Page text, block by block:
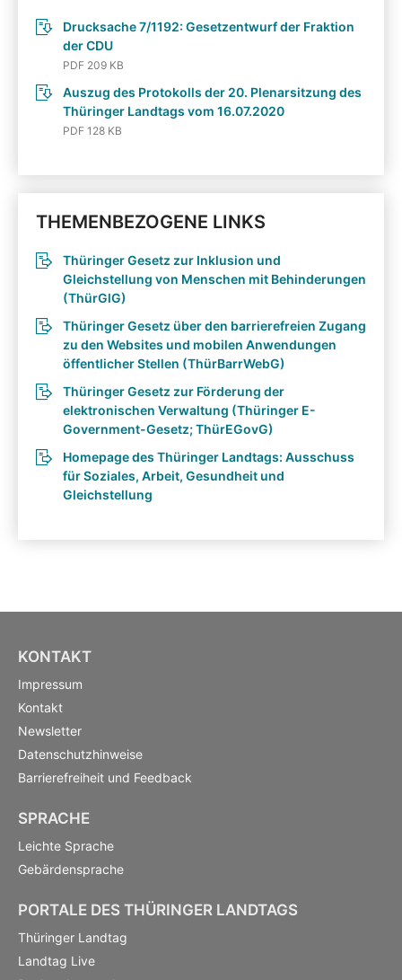
Drucksache 7/1192: Gesetzentwurf der Fraktion
der CDU
PDF 209 KB
Auszug des Protokolls der 20. Plenarsitzung des
Thüringer Landtags vom 16.07.2020
PDF 128 KB
THEMENBEZOGENE LINKS
Thüringer Gesetz zur Inklusion und
Gleichstellung von Menschen mit Behinderungen
(ThürGlG)
Thüringer Gesetz über den barrierefreien Zugang
zu den Websites und mobilen Anwendungen
öffentlicher Stellen (ThürBarrWebG)
Thüringer Gesetz zur Förderung der
elektronischen Verwaltung (Thüringer E-
Government-Gesetz; ThürEGovG)
Homepage des Thüringer Landtags: Ausschuss
für Soziales, Arbeit, Gesundheit und
Gleichstellung
KONTAKT
Impressum
Kontakt
Newsletter
Datenschutzhinweise
Barrierefreiheit und Feedback
SPRACHE
Leichte Sprache
Gebärdensprache
PORTALE DES THÜRINGER LANDTAGS
Thüringer Landtag
Landtag Live